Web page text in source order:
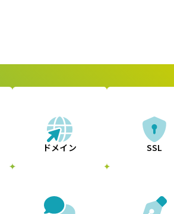
ドメイン SSL